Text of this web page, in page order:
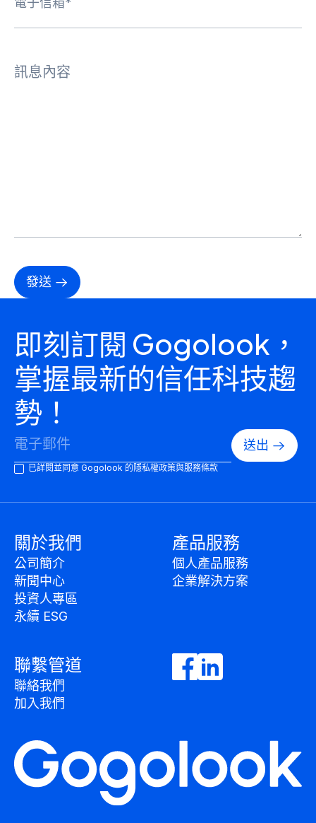
即刻訂閱 Gogolook，
掌握最新的信任科技趨
勢！
已詳閱並同意 Gogolook 的隱私權政策與服務條款
關於我們
公司簡介
新聞中心
投資人專區
永續 ESG
產品服務
個人產品服務
企業解決方案
聯繫管道
聯絡我們
加入我們